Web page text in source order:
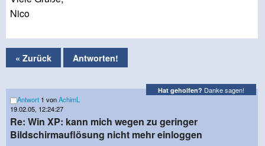
Nico
« Zurück Antworten!
Hat geholfen? Danke sagen!
Antwort 1 vonAchimL
19.02.05, 12:24:27
Re: Win XP: kann mich wegen zu geringer
Bildschirmauflösung nicht mehr einloggen